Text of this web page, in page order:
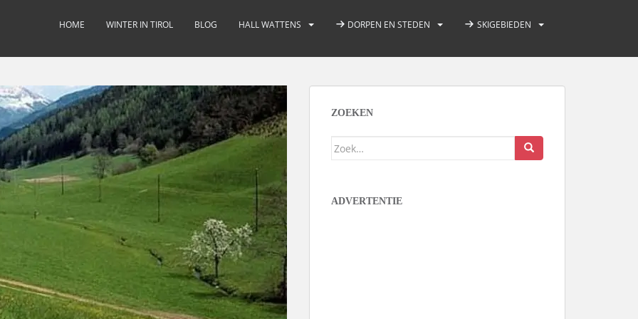
HOME WINTER IN TIROL BLOG HALL WATTENS DORPEN EN STEDEN SKIGEBIEDEN
ZOEKEN
Zoek
ADVERTENTIE